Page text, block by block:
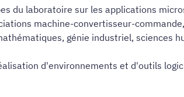
du laboratoire sur les applications
machine-convertisseur-
génie industriel, sciences
d'environnements et d'outils